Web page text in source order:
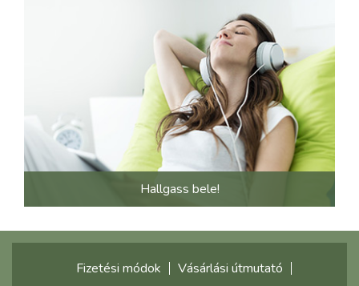
Hallgass bele!
Fizetési módok
Vásárlási útmutató